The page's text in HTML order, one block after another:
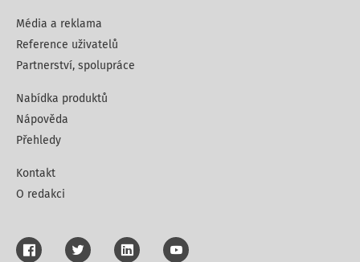
Média a reklama
Reference uživatelů
Partnerství, spolupráce
Nabídka produktů
Nápověda
Přehledy
Kontakt
O redakci